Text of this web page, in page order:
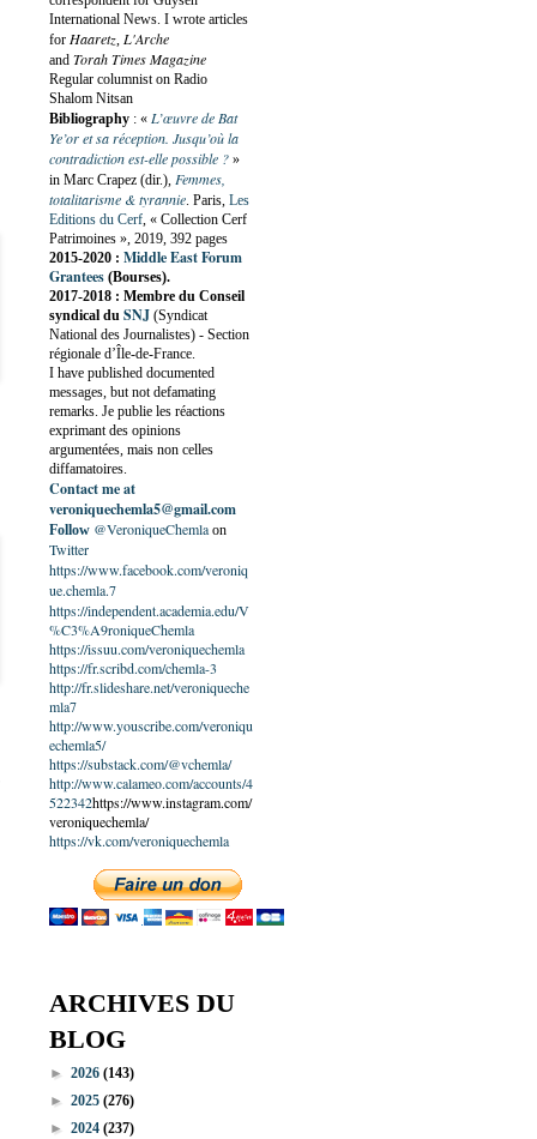
International News. I wrote articles
for Haaretz, L'Arche
and Torah Times Magazine
Regular columnist on Radio
Shalom Nitsan
Bibliography : « L’œuvre de Bat
Ye’or et sa réception. Jusqu’où la
contradiction est-elle possible ? »
in Marc Crapez (dir.), Femmes,
totalitarisme & tyrannie. Paris, Les
Editions du Cerf, « Collection Cerf
Patrimoines », 2019, 392 pages
2015-2020 : Middle East Forum
Grantees (Bourses).
2017-2018 : Membre du Conseil
syndical du SNJ (Syndicat
National des Journalistes) - Section
régionale d’Île-de-France.
I have published documented
messages, but not defamating
remarks. Je publie les réactions
exprimant des opinions
argumentées, mais non celles
diffamatoires.
Contact me at
veroniquechemla5@gmail.com
Follow @VeroniqueChemlaon
Twitter
https://www.facebook.com/veroniq
ue.chemla.7
https://independent.academia.edu/V
%C3%A9roniqueChemla
https://issuu.com/veroniquechemla
https://fr.scribd.com/chemla-3
http://fr.slideshare.net/veroniqueche
mla7
http://www.youscribe.com/veroniqu
echemla5/
https://substack.com/@vchemla/
http://www.calameo.com/accounts/4
522342https://www.instagram.com/
veroniquechemla/
https://vk.com/veroniquechemla
ARCHIVES DU
BLOG
► 2026 (143)
► 2025 (276)
► 2024 (237)